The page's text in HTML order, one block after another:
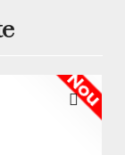
Stories
construcții,
designuri de
permite
Nou